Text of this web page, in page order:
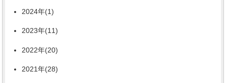
2024年(1)
2023年(11)
2022年(20)
2021年(28)